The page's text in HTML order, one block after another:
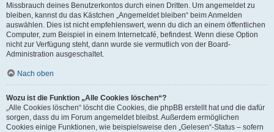
Missbrauch deines Benutzerkontos durch einen Dritten. Um angemeldet zu
bleiben, kannst du das Kästchen „Angemeldet bleiben“ beim Anmelden
auswählen. Dies ist nicht empfehlenswert, wenn du dich an einem öffentlichen
Computer, zum Beispiel in einem Internetcafé, befindest. Wenn diese Option
nicht zur Verfügung steht, dann wurde sie vermutlich von der Board-
Administration ausgeschaltet.
Nach oben
Wozu ist die Funktion „Alle Cookies löschen“?
„Alle Cookies löschen“ löscht die Cookies, die phpBB erstellt hat und die dafür
sorgen, dass du im Forum angemeldet bleibst. Außerdem ermöglichen
Cookies einige Funktionen, wie beispielsweise den „Gelesen“-Status – sofern